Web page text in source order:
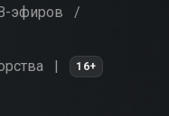
эфиров /
16+